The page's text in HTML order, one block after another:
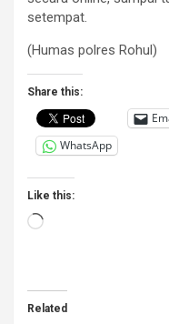
setempat.
(Humas polres Rohul)
Share this:
WhatsApp
Like this:
Loading…
Related